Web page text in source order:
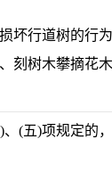
坏行道树的行
刻树木攀摘花
(五)项规定的